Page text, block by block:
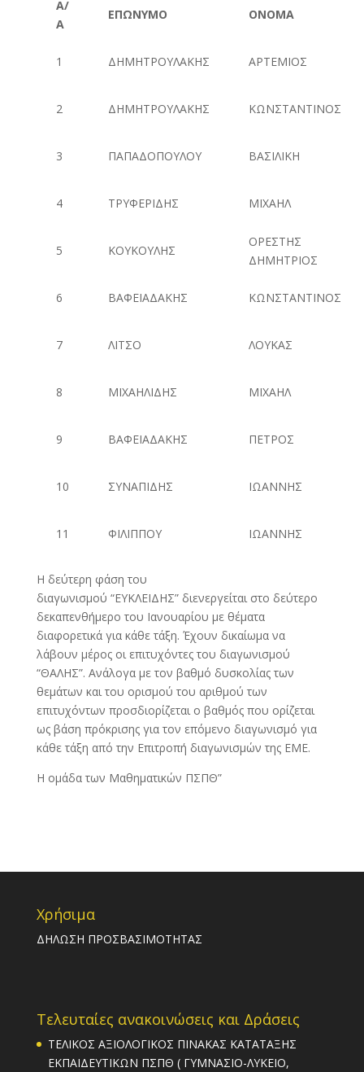
Α/
Α
ΕΠΩΝΥΜΟ ΟΝΟΜΑ
1 ΔΗΜΗΤΡΟΥΛΑΚΗΣ ΑΡΤΕΜΙΟΣ
2 ΔΗΜΗΤΡΟΥΛΑΚΗΣ ΚΩΝΣΤΑΝΤΙΝΟΣ
3 ΠΑΠΑΔΟΠΟΥΛΟΥ ΒΑΣΙΛΙΚΗ
4 ΤΡΥΦΕΡΙΔΗΣ ΜΙΧΑΗΛ
5 ΚΟΥΚΟΥΛΗΣ
ΟΡΕΣΤΗΣ
ΔΗΜΗΤΡΙΟΣ
6 ΒΑΦΕΙΑΔΑΚΗΣ ΚΩΝΣΤΑΝΤΙΝΟΣ
7 ΛΙΤΣΟ ΛΟΥΚΑΣ
8 ΜΙΧΑΗΛΙΔΗΣ ΜΙΧΑΗΛ
9 ΒΑΦΕΙΑΔΑΚΗΣ ΠΕΤΡΟΣ
10 ΣΥΝΑΠΙΔΗΣ ΙΩΑΝΝΗΣ
11 ΦΙΛΙΠΠΟΥ ΙΩΑΝΝΗΣ
Η δεύτερη φάση του
διαγωνισμού “ΕΥΚΛΕΙΔΗΣ” διενεργείται στο δεύτερο
δεκαπενθήμερο του Ιανουαρίου με θέματα
διαφορετικά για κάθε τάξη. Έχουν δικαίωμα να
λάβουν μέρος οι επιτυχόντες του διαγωνισμού
“ΘΑΛΗΣ”. Ανάλογα με τον βαθμό δυσκολίας των
θεμάτων και του ορισμού του αριθμού των
επιτυχόντων προσδιορίζεται ο βαθμός που ορίζεται
ως βάση πρόκρισης για τον επόμενο διαγωνισμό για
κάθε τάξη από την Επιτροπή διαγωνισμών της ΕΜΕ.
Η ομάδα των Μαθηματικών ΠΣΠΘ”
Χρήσιμα
ΔΗΛΩΣΗ ΠΡΟΣΒΑΣΙΜΟΤΗΤΑΣ
Τελευταίες ανακοινώσεις και Δράσεις
ΤΕΛΙΚΟΣ ΑΞΙΟΛΟΓΙΚΟΣ ΠΙΝΑΚΑΣ ΚΑΤΑΤΑΞΗΣ
ΕΚΠΑΙΔΕΥΤΙΚΩΝ ΠΣΠΘ ( ΓΥΜΝΑΣΙΟ-ΛΥΚΕΙΟ,